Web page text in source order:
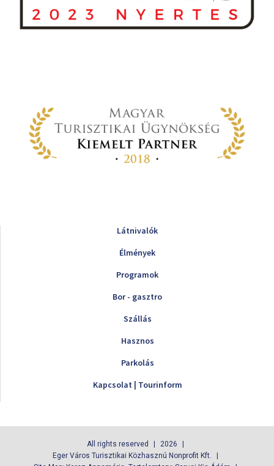
Látnivalók
Élmények
Programok
Bor - gasztro
Szállás
Hasznos
Parkolás
Kapcsolat | Tourinform
All rights reserved
2026
Eger Város Turisztikai Közhasznú Nonprofit Kft.